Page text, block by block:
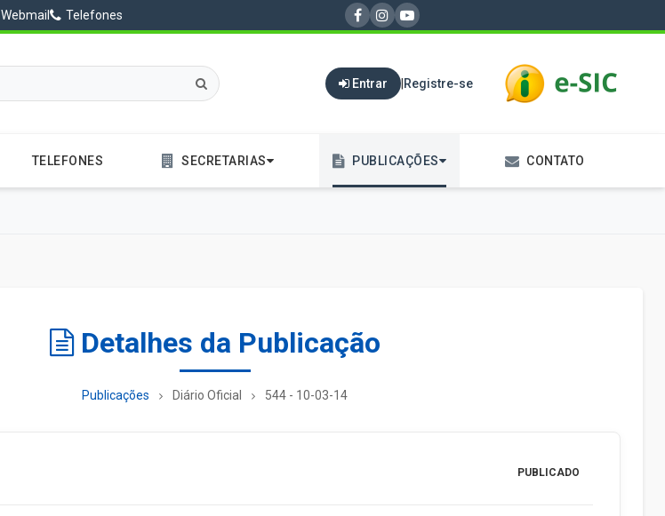
Webmail Telefones
Entrar | Registre-se
TELEFONES SECRETARIAS PUBLICAÇÕES CONTATO
Detalhes da Publicação
Publicações Diário Oficial 544 - 10-03-14
PUBLICADO